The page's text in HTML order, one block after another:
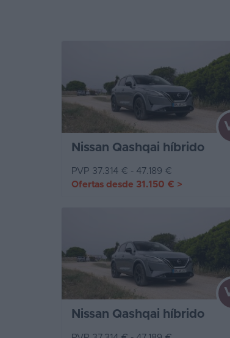
Nissan Qashqai híbrido
PVP 37.314 € - 47.189 €
Ofertas desde 31.150 € >
Nissan Qashqai híbrido